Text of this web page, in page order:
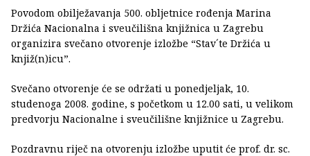
Povodom obilježavanja 500. obljetnice rođenja Marina
Držića Nacionalna i sveučilišna knjižnica u Zagrebu
organizira svečano otvorenje izložbe “Stav´te Držića u
knjiž(n)icu”.
Svečano otvorenje će se održati u ponedjeljak, 10.
studenoga 2008. godine, s početkom u 12.00 sati, u velikom
predvorju Nacionalne i sveučilišne knjižnice u Zagrebu.
Pozdravnu riječ na otvorenju izložbe uputit će prof. dr. sc.